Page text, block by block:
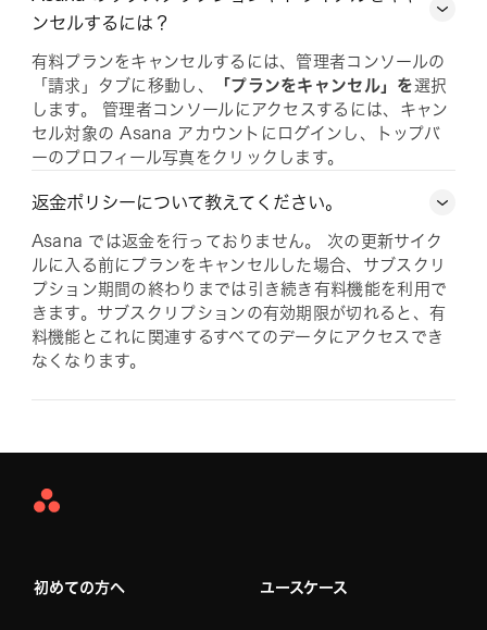
ンセルするには？
有料プランをキャンセルするには、管理者コンソールの
「請求」タブに移動し、
「プランをキャンセル」を選択
します。 管理者コンソールにアクセスするには、キャン
セル対象の Asana アカウントにログインし、トップバ
ーのプロフィール写真をクリックします。
返金ポリシーについて教えてください。
Asana では返金を行っておりません。 次の更新サイク
ルに入る前にプランをキャンセルした場合、サブスクリ
プション期間の終わりまでは引き続き有料機能を利用で
きます。サブスクリプションの有効期限が切れると、有
料機能とこれに関連するすべてのデータにアクセスでき
なくなります。
Asana
初めての方へ ユースケース